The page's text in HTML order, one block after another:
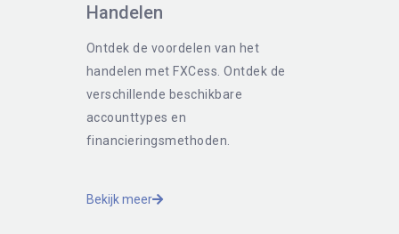
Handelen
Ontdek de voordelen van het
handelen met FXCess. Ontdek de
verschillende beschikbare
accounttypes en
financieringsmethoden.
Bekijk meer